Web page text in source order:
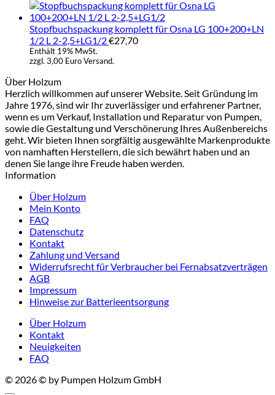
Stopfbuchspackung komplett für Osna LG 100+200+LN
1/2 L 2-2,5+LG1/2€27,70
Enthält 19% MwSt.
zzgl. 3,00 Euro Versand.
Über Holzum
Herzlich willkommen auf unserer Website. Seit Gründung im
Jahre 1976, sind wir Ihr zuverlässiger und erfahrener Partner,
wenn es um Verkauf, Installation und Reparatur von Pumpen,
sowie die Gestaltung und Verschönerung Ihres Außenbereichs
geht. Wir bieten Ihnen sorgfältig ausgewählte Markenprodukte
von namhaften Herstellern, die sich bewährt haben und an
denen Sie lange ihre Freude haben werden.
Information
Über Holzum
Mein Konto
FAQ
Datenschutz
Kontakt
Zahlung und Versand
Widerrufsrecht für Verbraucher bei Fernabsatzverträgen
AGB
Impressum
Hinweise zur Batterieentsorgung
Über Holzum
Kontakt
Neuigkeiten
FAQ
© 2026 © by Pumpen Holzum GmbH